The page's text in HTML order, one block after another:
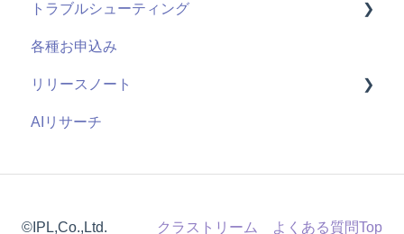
用語
システム仕様
お申し込み・導入
はじめに
ライブ配信
ユーザー管理機能
コンテンツ管理機能
トラブルシューティング
視聴ページ
管理サイト
各種お申込み
リリースノート
2026年度
AIリサーチ
©IPL,Co.,Ltd. クラストリーム よくある質問Top